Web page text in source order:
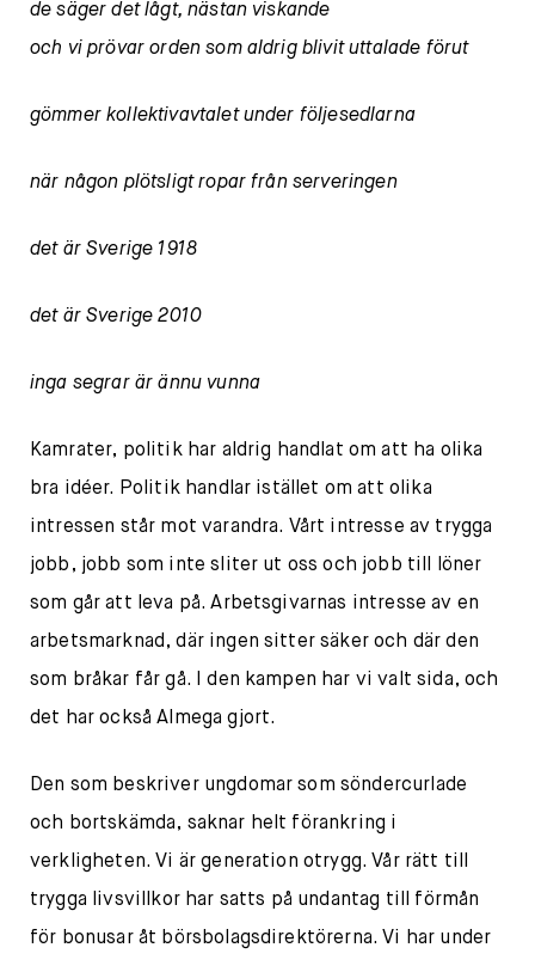
de säger det lågt, nästan viskande
och vi prövar orden som aldrig blivit uttalade förut
gömmer kollektivavtalet under följesedlarna
när någon plötsligt ropar från serveringen
det är Sverige 1918
det är Sverige 2010
inga segrar är ännu vunna
Kamrater, politik har aldrig handlat om att ha olika
bra idéer. Politik handlar istället om att olika
intressen står mot varandra. Vårt intresse av trygga
jobb, jobb som inte sliter ut oss och jobb till löner
som går att leva på. Arbetsgivarnas intresse av en
arbetsmarknad, där ingen sitter säker och där den
som bråkar får gå. I den kampen har vi valt sida, och
det har också Almega gjort.
Den som beskriver ungdomar som söndercurlade
och bortskämda, saknar helt förankring i
verkligheten. Vi är generation otrygg. Vår rätt till
trygga livsvillkor har satts på undantag till förmån
för bonusar åt börsbolagsdirektörerna. Vi har under